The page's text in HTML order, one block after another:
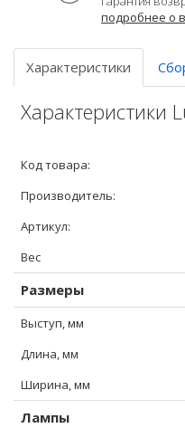
подробнее о
Характеристики
Характеристики
Код товара:
Производитель:
Артикул:
Вес
Размеры
Выступ, мм
Длина, мм
Ширина, мм
Лампы